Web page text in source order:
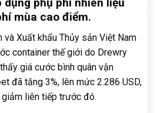
mùa cao điểm.
và Xuất khẩu Thủy sản Việt Nam
container thế giới do Drewry
giá cước bình quân vận
đã tăng 3%, lên mức 2.286 USD,
liên tiếp trước đó.